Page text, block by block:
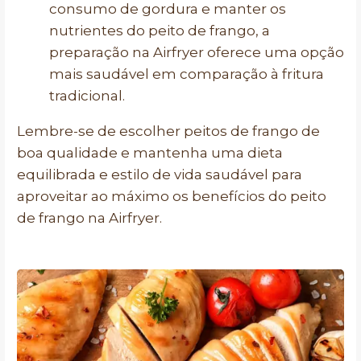
consumo de gordura e manter os
nutrientes do peito de frango, a
preparação na Airfryer oferece uma opção
mais saudável em comparação à fritura
tradicional.
Lembre-se de escolher peitos de frango de
boa qualidade e mantenha uma dieta
equilibrada e estilo de vida saudável para
aproveitar ao máximo os benefícios do peito
de frango na Airfryer.